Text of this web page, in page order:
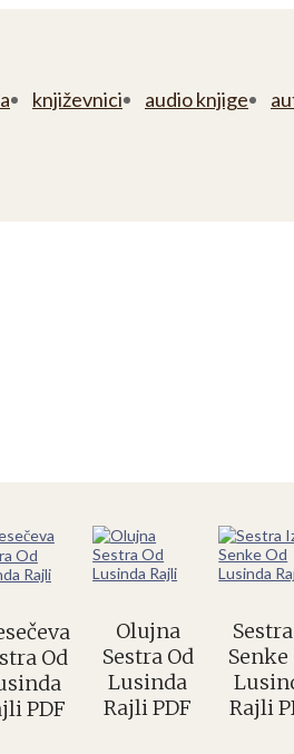
književnici audio knjige
Od
PDF
Olujna
Sestra Od
Lusinda
Rajli PDF
Senke
Rajli